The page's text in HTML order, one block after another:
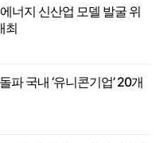
너지 신산업 모델 발굴 위
최
파 국내 ‘유니콘기업’ 20개